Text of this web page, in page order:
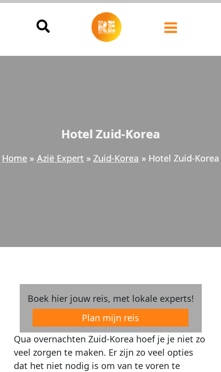
Ga
Hotel Zuid-Korea
Home Azië Expert Zuid-Korea Hotel Zuid-Korea
Boek hier jouw reis, met lokale experts!
Plan mijn reis
Qua overnachten Zuid-Korea hoef je je niet zo
veel zorgen te maken. Er zijn zo veel opties
dat het niet nodig is om van te voren te